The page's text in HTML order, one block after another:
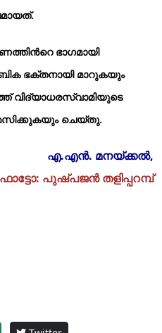
ഭാഗമായി
ഭക്തനായി മാറുകയും
വിദ്യാധരസ്വാമിയുടെ
ചെയ്തു.
എ.എന്‍. മനയ്ക്കല്‍,
പുഷ്പജന്‍ തളിപ്പറമ്പ്